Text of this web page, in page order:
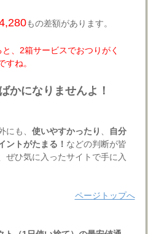
もの差額があります。
、2箱サービスでおつりがく
すね。
かになりませんよ！
にも、使いやすかったり
自分
ントがたまる！ などの判断が皆
ぜひ気に入ったサイトで手に入
ページトップへ